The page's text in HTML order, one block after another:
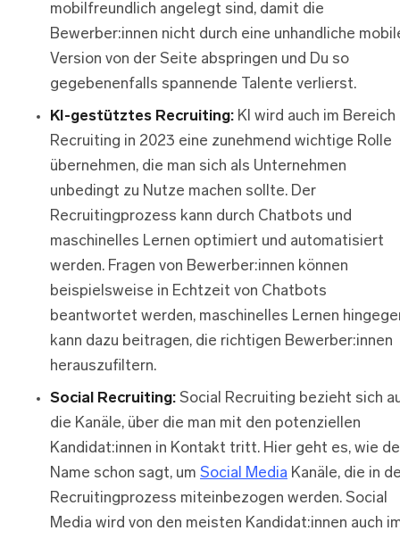
mobilfreundlich angelegt sind, damit die
Bewerber:innen nicht durch eine unhandliche
Version von der Seite abspringen und Du so
gegebenenfalls spannende Talente verlierst.
KI-gestütztes Recruiting: KI wird auch im Bereich
Recruiting in 2023 eine zunehmend wichtige Rolle
übernehmen, die man sich als Unternehmen
unbedingt zu Nutze machen sollte. Der
Recruitingprozess kann durch Chatbots und
maschinelles Lernen optimiert und automatisiert
werden. Fragen von Bewerber:innen können
beispielsweise in Echtzeit von Chatbots
beantwortet werden, maschinelles Lernen
kann dazu beitragen, die richtigen Bewerber:innen
herauszufiltern.
Social Recruiting: Social Recruiting bezieht sich
die Kanäle, über die man mit den potenziellen
Kandidat:innen in Kontakt tritt. Hier geht es, wie
Name schon sagt, um Social Media Kanäle, die in
Recruitingprozess miteinbezogen werden. Social
Media wird von den meisten Kandidat:innen auch